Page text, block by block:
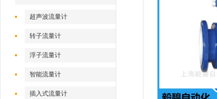
超声波流量计
转子流量计
浮子流量计
智能流量计
插入式流量计